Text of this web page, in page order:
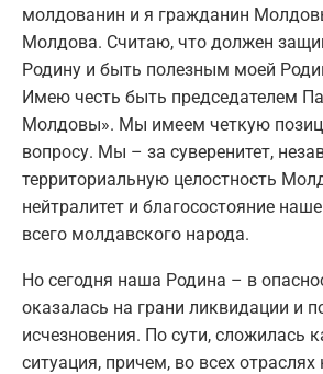
молдованин и я гражданин
Молдова. Считаю, что должен
Родину и быть полезным моей
Имею честь быть председателем
Молдовы». Мы имеем четкую
вопросу. Мы – за суверенитет,
территориальную целостность
нейтралитет и благосостояние
всего молдавского народа.
Но сегодня наша Родина – в
оказалась на грани ликвидации и
исчезновения. По сути, сложилась
ситуация, причем, во всех отраслях